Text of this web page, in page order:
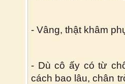
- Vâng, thật khâm
- Dù cô ấy có từ
cách bao lâu, chân